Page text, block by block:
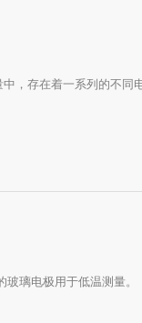
，存在着一系列的不同
璃电极用于低温测量。